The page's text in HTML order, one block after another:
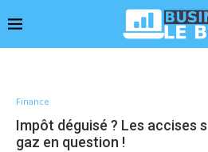
Finance
Impôt déguisé ? Les accises
gaz en question !